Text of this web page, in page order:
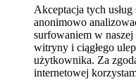
Akceptacja tych
anonimowo
surfowaniem w
witryny i ciągłego
użytkownika. Za
internetowej